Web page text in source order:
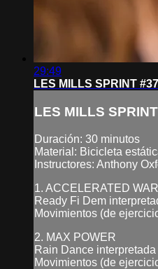
29:49
LES MILLS SPRINT
LES MILLS
Duración: 30 minutos
Material: Bicicleta
Instructores: Anthony
1. ACCELERATED
Ready Fi Dem
Movimientos (de
2. MAX POWER
Rain Dance
Movimientos (de